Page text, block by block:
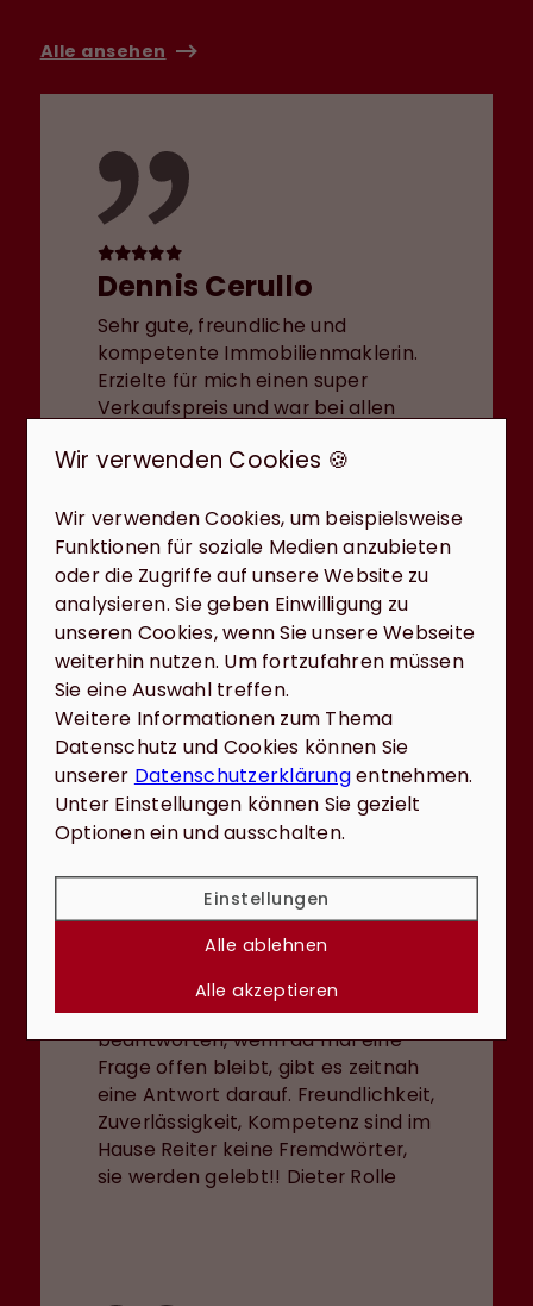
Alle ansehen
Dennis Cerullo
Sehr gute, freundliche und
kompetente Immobilienmaklerin.
Erzielte für mich einen super
Verkaufspreis und war bei allen
gute Beratung in allen Belangen.
Dieter Rolle
Ich kann die Firma Reiter & Reiter
nur zu 100% weiterempfehlen!! Man
merkt dass Herr und Frau Reiter ein
kompetentes Team in allen Fragen
der Finanzierung und Immobilien
sind. Der herzliche Umgang ist
schon fast wie Freundschaft, bei
sehr hoher Kompetenz, man
nimmt sich Zeit, um alle Fragen zu
beantworten, wenn da mal eine
Frage offen bleibt, gibt es zeitnah
eine Antwort darauf. Freundlichkeit,
Zuverlässigkeit, Kompetenz sind im
Hause Reiter keine Fremdwörter,
sie werden gelebt!! Dieter Rolle
Wir verwenden Cookies 🍪
Wir verwenden Cookies, um beispielsweise
Funktionen für soziale Medien anzubieten
oder die Zugriffe auf unsere Website zu
analysieren. Sie geben Einwilligung zu
unseren Cookies, wenn Sie unsere Webseite
weiterhin nutzen. Um fortzufahren müssen
Sie eine Auswahl treffen.
Weitere Informationen zum Thema
Datenschutz und Cookies können Sie
unserer Datenschutzerklärungentnehmen.
Unter Einstellungen können Sie gezielt
Optionen ein und ausschalten.
Einstellungen
Alle ablehnen
Alle akzeptieren